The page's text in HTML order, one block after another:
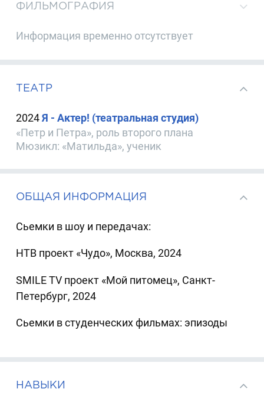
ФИЛЬМОГРАФИЯ
Информация временно отсутствует
ТЕАТР
2024Я - Актер! (театральная студия)
«Петр и Петра», роль второго плана
Мюзикл: «Матильда», ученик
ОБЩАЯ ИНФОРМАЦИЯ
Сьемки в шоу и передачах:
НТВ проект «Чудо», Москва, 2024
SMILE TV проект «Мой питомец», Санкт-
Петербург, 2024
Сьемки в студенческих фильмах: эпизоды
НАВЫКИ